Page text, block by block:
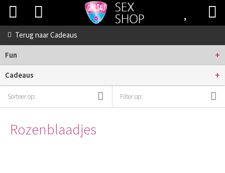
Terug naarCadeaus
Fun +
Cadeaus +
Sorteer op: Filter op:
Rozenblaadjes